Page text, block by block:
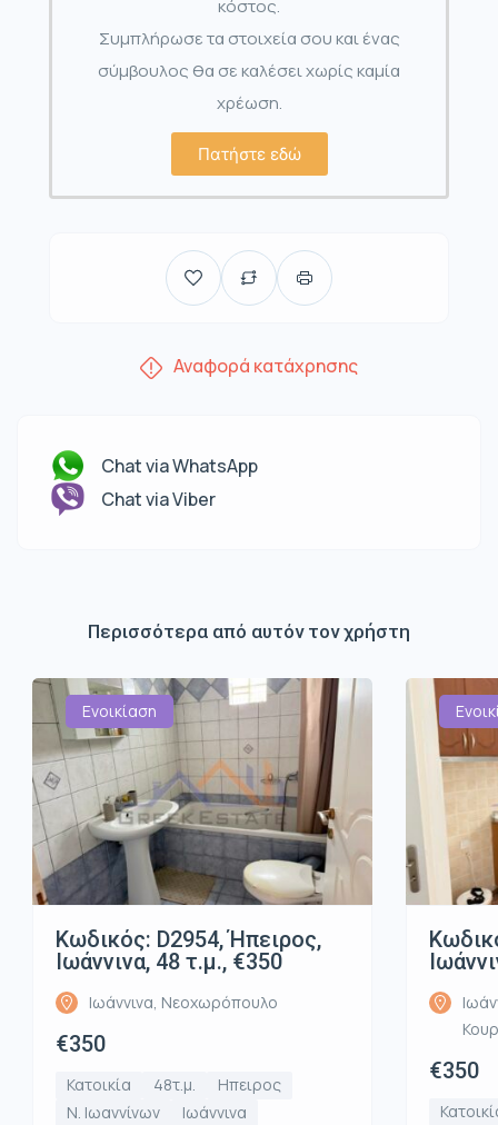
κόστος.
Συμπλήρωσε τα στοιχεία σου και ένας
σύμβουλος θα σε καλέσει χωρίς καμία
χρέωση.
Πατήστε εδώ
Αναφορά κατάχρησης
Chat via WhatsApp
Chat via Viber
Περισσότερα από αυτόν τον χρήστη
Ενοικίαση
Κωδικός: D2954, Ήπειρος,
Ιωάννινα, 48 τ.μ., €350
Ιωάννινα, Νεοχωρόπουλο
€350
Κατοικία 48τ.μ.
Ηπειρος
Ν. Ιωαννίνων
Ιωάννινα
€350